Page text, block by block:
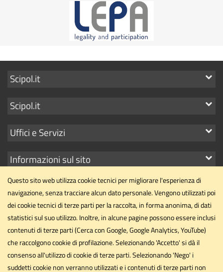
Mostra
link
Scipol.it
Mostra
link
Scipol.it
Mostra
link
Uffici e Servizi
Mostra
link
Informazioni sul sito
Dipartimento di Scienze Politiche
Università degli Studi di Perugia
Via Pascoli, 20 - 06123 - Perugia
Email
dipartimento.scipol@unipg.it
Questo sito web utilizza cookie tecnici per migliorare l'esperienza di
navigazione, senza tracciare alcun dato personale. Vengono utilizzati poi
dei cookie tecnici di terze parti per la raccolta, in forma anonima, di dati
statistici sul suo utilizzo. Inoltre, in alcune pagine possono essere inclusi
contenuti di terze parti (Cerca con Google, Google Analytics, YouTube)
che raccolgono cookie di profilazione. Selezionando 'Accetto' si dà il
consenso all'utilizzo di cookie di terze parti. Selezionando 'Nego' i
suddetti cookie non verranno utilizzati e i contenuti di terze parti non